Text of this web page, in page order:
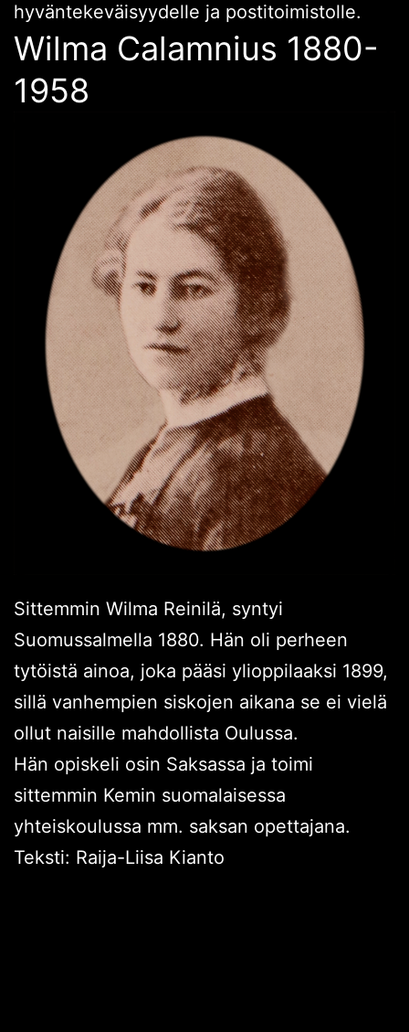
hyväntekeväisyydelle ja postitoimistolle.
Wilma Calamnius 1880-
1958
Sittemmin Wilma Reinilä, syntyi
Suomussalmella 1880. Hän oli perheen
tytöistä ainoa, joka pääsi ylioppilaaksi 1899,
sillä vanhempien siskojen aikana se ei vielä
ollut naisille mahdollista Oulussa.
Hän opiskeli osin Saksassa ja toimi
sittemmin Kemin suomalaisessa
yhteiskoulussa mm. saksan opettajana.
Teksti: Raija-Liisa Kianto